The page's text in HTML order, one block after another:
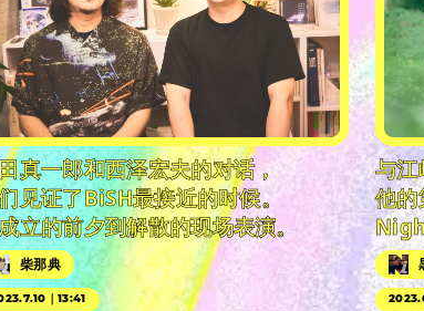
真一郎和西泽宏夫的对话，
见证了BiSH最接近的时候。
立的前夕到解散的现场表演。
柴那典
｜13:41
与江
他